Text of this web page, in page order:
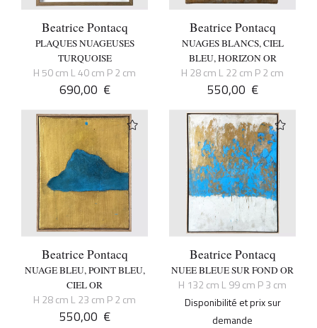
Beatrice Pontacq
PLAQUES NUAGEUSES
TURQUOISE
H 50 cm L 40 cm P 2 cm
690,00 €
Beatrice Pontacq
NUAGES BLANCS, CIEL
BLEU, HORIZON OR
H 28 cm L 22 cm P 2 cm
550,00 €
Beatrice Pontacq
NUAGE BLEU, POINT BLEU,
CIEL OR
H 28 cm L 23 cm P 2 cm
550,00 €
Beatrice Pontacq
NUEE BLEUE SUR FOND OR
H 132 cm L 99 cm P 3 cm
Disponibilité et prix sur
demande